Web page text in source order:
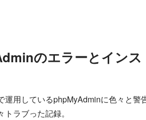
のエラーとインス
運用しているphpMyAdminに色々と
ラブった記録。